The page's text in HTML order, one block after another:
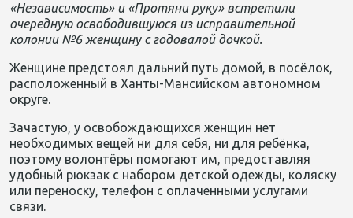
«Независимость» и «Протяни руку» встретили
очередную освободившуюся из исправительной
колонии №6 женщину с годовалой дочкой.
Женщине предстоял дальний путь домой, в посёлок,
расположенный в Ханты-Мансийском автономном
округе.
Зачастую, у освобождающихся женщин нет
необходимых вещей ни для себя, ни для ребёнка,
поэтому волонтёры помогают им, предоставляя
удобный рюкзак с набором детской одежды, коляску
или переноску, телефон с оплаченными услугами
связи.